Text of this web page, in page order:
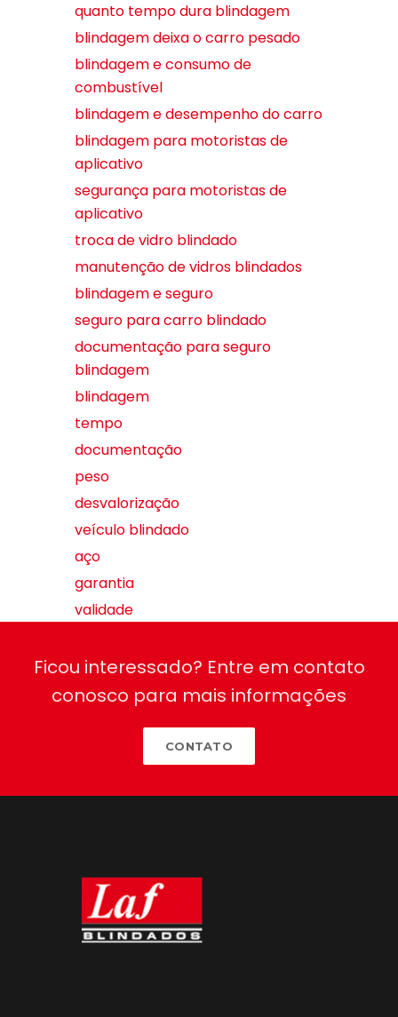
quanto tempo dura blindagem
blindagem deixa o carro pesado
blindagem e consumo de
combustível
blindagem e desempenho do carro
blindagem para motoristas de
aplicativo
segurança para motoristas de
aplicativo
troca de vidro blindado
manutenção de vidros blindados
blindagem e seguro
seguro para carro blindado
documentação para seguro
blindagem
blindagem
tempo
documentação
peso
desvalorização
veículo blindado
aço
garantia
validade
Ficou interessado? Entre em contato
conosco para mais informações
CONTATO